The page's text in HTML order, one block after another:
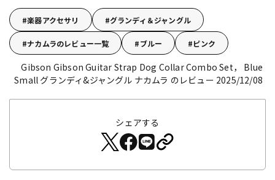
楽器アクセサリ グランディ＆ジャングル
ナカムラのレビュー一覧 ブルー ピンク
Gibson Gibson Guitar Strap Dog Collar Combo Set， Blue
Small グランディ&ジャングル ナカムラ のレビュー 2025/12/08
シェアする